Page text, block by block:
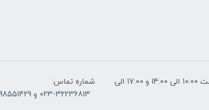
ساعات پاسخگویی: فقط روزهای غیر تعطیل از ساعت 10:00 الی 14:00 و 17:00 الی
شماره تماس:
023-32236813 و 09198551429